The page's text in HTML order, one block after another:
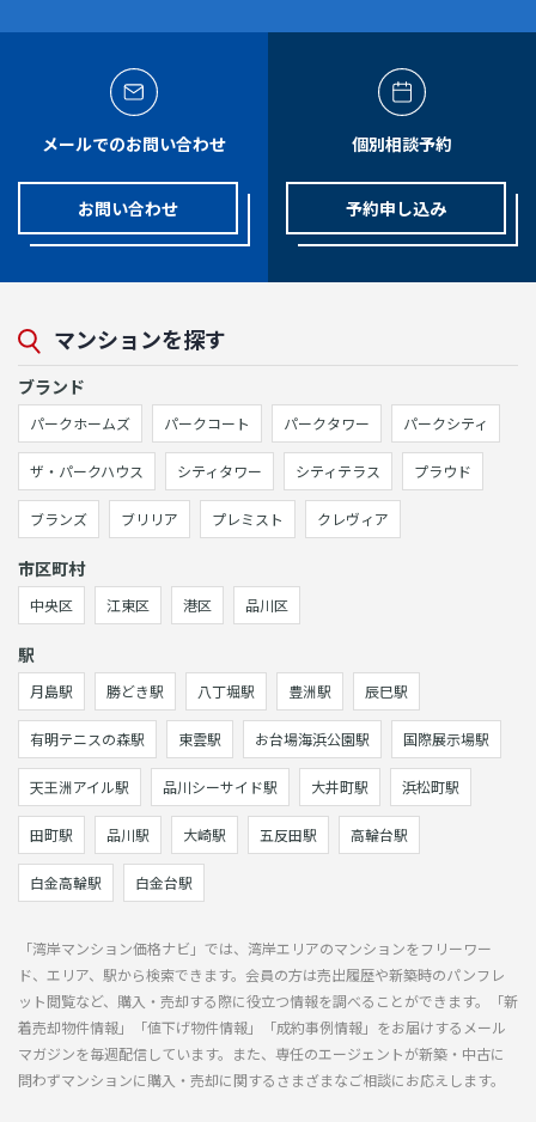
メールでのお問い合わせ
お問い合わせ
個別相談予約
予約申し込み
マンションを探す
ブランド
パークホームズ パークコート パークタワー パークシティ
ザ・パークハウス シティタワー シティテラス プラウド
ブランズ ブリリア プレミスト クレヴィア
市区町村
中央区 江東区 港区 品川区
駅
月島駅 勝どき駅 八丁堀駅 豊洲駅 辰巳駅
有明テニスの森駅 東雲駅 お台場海浜公園駅 国際展示場駅
天王洲アイル駅 品川シーサイド駅 大井町駅 浜松町駅
田町駅 品川駅 大崎駅 五反田駅 高輪台駅
白金高輪駅 白金台駅
「湾岸マンション価格ナビ」では、湾岸エリアのマンションをフリーワー
ド、エリア、駅から検索できます。会員の方は売出履歴や新築時のパンフレ
ット閲覧など、購入・売却する際に役立つ情報を調べることができます。「新
着売却物件情報」「値下げ物件情報」「成約事例情報」をお届けするメール
マガジンを毎週配信しています。また、専任のエージェントが新築・中古に
問わずマンションに購入・売却に関するさまざまなご相談にお応えします。